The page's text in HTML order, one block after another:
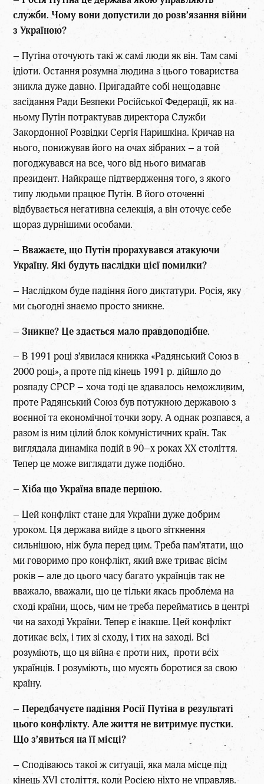
служби. Чому вони допустили до розв’язання війни
з Україною?
– Путіна оточують такі ж самі люди як він. Там самі
ідіоти. Остання розумна людина з цього товариства
зникла дуже давно. Пригадайте собі нещодавнє
засідання Ради Безпеки Російської Федерації, як на
ньому Путін потрактував директора Служби
Закордонної Розвідки Сергія Наришкіна. Кричав на
нього, понижував його на очах зібраних – а той
погоджувався на все, чого від нього вимагав
президент. Найкраще підтвердження того, з якого
типу людьми працює Путін. В його оточенні
відбувається негативна селекція, а він оточує себе
щораз дурнішими особами.
– Вважаєте, що Путін прорахувався атакуючи
Україну. Які будуть наслідки цієї помилки?
– Наслідком буде падіння його диктатури. Росія, яку
ми сьогодні знаємо просто зникне.
– Зникне? Це здається мало правдоподібне.
– В 1991 році з’явилася книжка «Радянський Союз в
2000 році», а проте під кінець 1991 р. дійшло до
розпаду СРСР – хоча тоді це здавалось неможливим,
проте Радянський Союз був потужною державою з
воєнної та економічної точки зору. А однак розпався, а
разом із ним цілий блок комуністичних країн. Так
виглядала динаміка подій в 90–х роках ХХ століття.
Тепер це може виглядати дуже подібно.
–Хіба що Україна впаде першою.
– Цей конфлікт стане для України дуже добрим
уроком. Ця держава вийде з цього зіткнення
сильнішою, ніж була перед цим. Треба пам’ятати, що
ми говоримо про конфлікт, який вже триває вісім
років – але до цього часу багато українців так не
вважало, вважали, що це тільки якась проблема на
сході країни, щось, чим не треба перейматись в центрі
чи на заході України. Тепер є інакше. Цей конфлікт
дотикає всіх, і тих зі сходу, і тих на заході. Всі
розуміють, що ця війна є проти них, проти всіх
українців. І розуміють, що мусять боротися за свою
країну.
– Передбачуєте падіння Росії Путіна в результаті
цього конфлікту. Але життя не витримує пустки.
Що з’явиться на її місці?
– Сподіваюсь такої ж ситуації, яка мала місце під
кінець XVI століття, коли Росією ніхто не управляв.